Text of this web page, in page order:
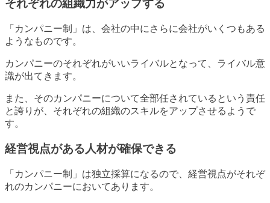
それぞれの組織力がアップする
「カンパニー制」は、会社の中にさらに会社がいくつもある
ようなものです。
カンパニーのそれぞれがいいライバルとなって、ライバル意
識が出てきます。
また、そのカンパニーについて全部任されているという責任
と誇りが、それぞれの組織のスキルをアップさせるようで
す。
経営視点がある人材が確保できる
「カンパニー制」は独立採算になるので、経営視点がそれぞ
れのカンパニーにおいてあります。